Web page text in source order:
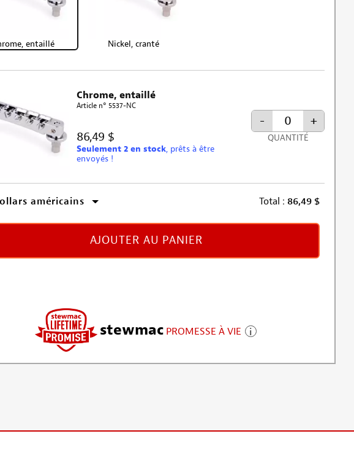
entaillé Nickel, cranté
Chrome, entaillé
Article n° 5537-NC
86,49 $
Seulement 2 en stock, prêts à être
envoyés !
- +
QUANTITÉ
américains Total : 86,49 $
AJOUTER AU PANIER
stewmac PROMESSE À VIE